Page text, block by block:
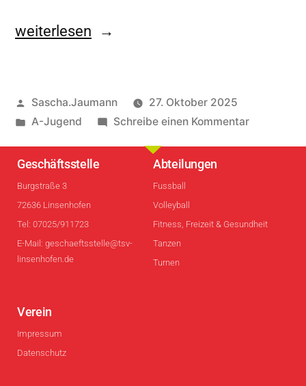
weiterlesen
Sascha.Jaumann
27. Oktober 2025
A-Jugend
Schreibe einen Kommentar
Geschäftsstelle
Burgstraße 3
72636 Linsenhofen
Tel: 07025/911723
E-Mail: geschaeftsstelle@tsv-
linsenhofen.de
Abteilungen
Fussball
Volleyball
Fitness, Freizeit & Gesundheit
Tanzen
Turnen
Verein
Impressum
Datenschutz